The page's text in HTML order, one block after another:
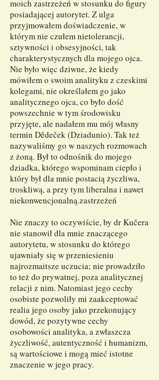
moich zastrzeżeń w stosunku do figury
posiadającej autorytet. Z ulga
przyjmowałem doświadczenie, w
którym nie czułem nietolerancji,
sztywności i obsesyjności, tak
charakterystycznych dla mojego ojca.
Nie było więc dziwne, że kiedy
mówiłem o swoim analityku z czeskimi
kolegami, nie określałem go jako
analitycznego ojca, co było dość
powszechnie w tym środowisku
przyjęte, ale nadałem mu mój własny
termin Dêdeček (Dziadunio). Tak też
nazywaliśmy go w naszych rozmowach
z żoną. Był to odnośnik do mojego
dziadka, którego wspominam ciepło i
który był dla mnie postacią życzliwa,
troskliwą, a przy tym liberalna i nawet
niekonwencjonalną.zastrzeżeń
Nie znaczy to oczywiście, by dr Kučera
nie stanowił dla mnie znaczącego
autorytetu, w stosunku do którego
ujawniały się w przeniesieniu
najrozmaitsze uczucia; nie prowadziło
to też do prywatnej, poza analitycznej
relacji z nim. Natomiast jego cechy
osobiste pozwoliły mi zaakceptować
realia jego osoby jako przekonujący
dowód, że pozytywne cechy
osobowości analityka, a zwłaszcza
życzliwość, autentyczność i humanizm,
są wartościowe i mogą mieć istotne
znaczenie w jego pracy.